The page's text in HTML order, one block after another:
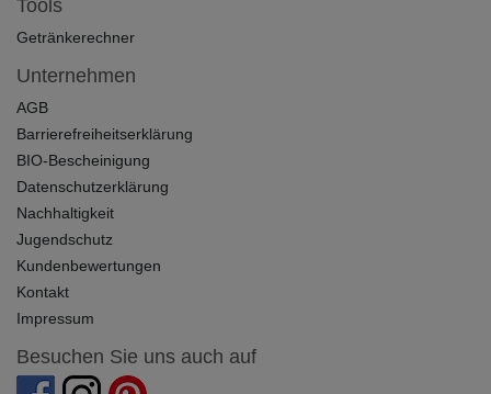
Tools
Getränkerechner
Unternehmen
AGB
Barrierefreiheitserklärung
BIO-Bescheinigung
Datenschutzerklärung
Nachhaltigkeit
Jugendschutz
Kundenbewertungen
Kontakt
Impressum
Besuchen Sie uns auch auf